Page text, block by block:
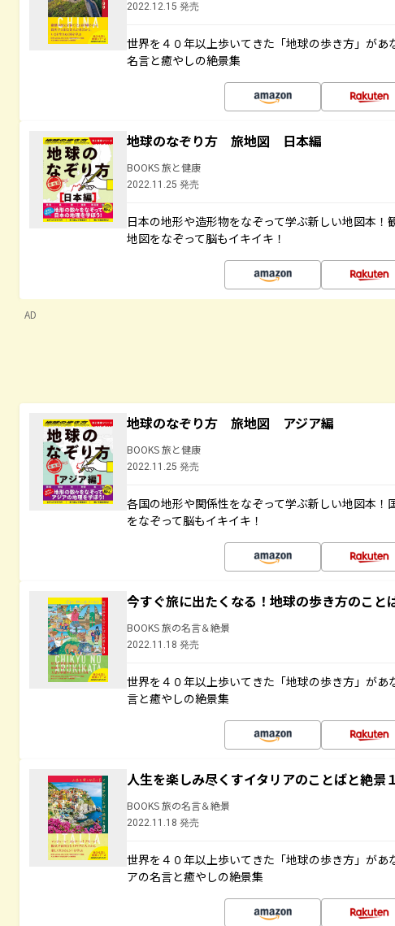
2022.12.15 発売
世界を４０年以上歩いてきた「地球の歩き方」が
名言と癒やしの絶景集
地球のなぞり方 旅地図 日本編
BOOKS 旅と健康
2022.11.25 発売
日本の地形や造形物をなぞって学ぶ新しい地図本
地図をなぞって脳もイキイキ！
AD
地球のなぞり方 旅地図 アジア編
BOOKS 旅と健康
2022.11.25 発売
各国の地形や関係性をなぞって学ぶ新しい地図本
をなぞって脳もイキイキ！
今すぐ旅に出たくなる！地球の歩き方のこと
BOOKS 旅の名言＆絶景
2022.11.18 発売
世界を４０年以上歩いてきた「地球の歩き方」が
言と癒やしの絶景集
人生を楽しみ尽くすイタリアのことばと絶景
BOOKS 旅の名言＆絶景
2022.11.18 発売
世界を４０年以上歩いてきた「地球の歩き方」があ
アの名言と癒やしの絶景集